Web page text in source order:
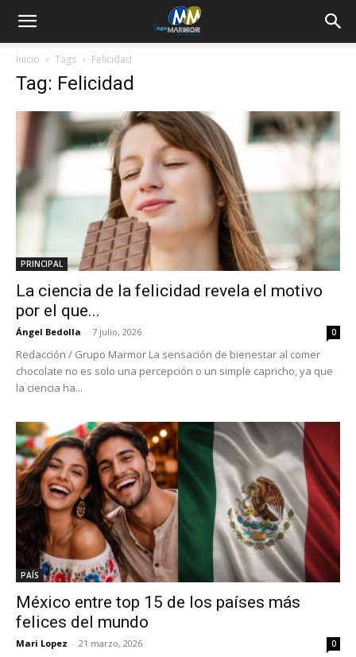
Inicio Tags Felicidad
Tag: Felicidad
PRINCIPAL
La ciencia de la felicidad revela el motivo
por el que...
Ángel Bedolla - 7 julio, 2026 0
Redacción / Grupo Marmor La sensación de bienestar al comer
chocolate no es solo una percepción o un simple capricho, ya que
la ciencia ha...
PAÍS
México entre top 15 de los países más
felices del mundo
Mari Lopez - 21 marzo, 2026 0